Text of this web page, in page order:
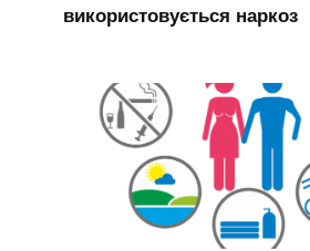
використовується наркоз